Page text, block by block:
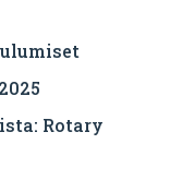
Rotary